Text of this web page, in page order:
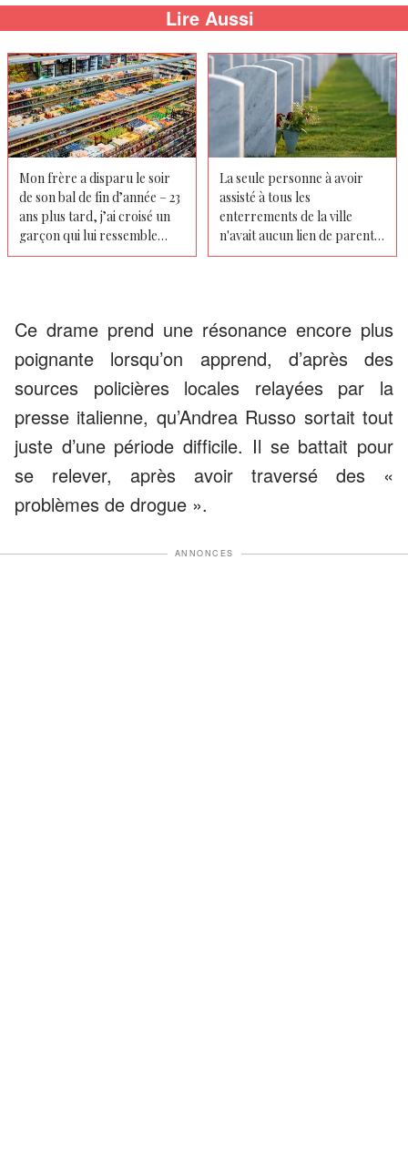
Lire Aussi
Mon frère a disparu le soir
de son bal de fin d’année – 23
ans plus tard, j’ai croisé un
garçon qui lui ressemble
beaucoup à près de 5 000
La seule personne à avoir
assisté à tous les
enterrements de la ville
n'avait aucun lien de parenté
avec qui que ce soit
Ce drame prend une résonance encore plus
poignante lorsqu’on apprend, d’après des
sources policières locales relayées par la
presse italienne, qu’Andrea Russo sortait tout
juste d’une période difficile. Il se battait pour
se relever, après avoir traversé des «
problèmes de drogue ».
ANNONCES